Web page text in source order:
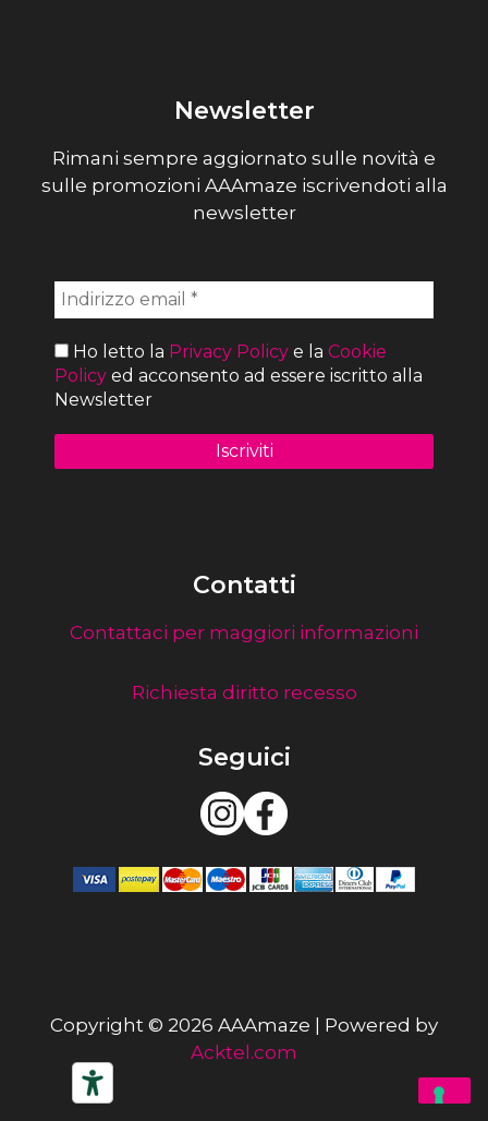
Newsletter
Rimani sempre aggiornato sulle novità e
sulle promozioni AAAmaze iscrivendoti alla
newsletter
Ho letto la Privacy Policy e la Cookie
Policy ed acconsento ad essere iscritto alla
Newsletter
Contatti
Contattaci per maggiori informazioni
Richiesta diritto recesso
Seguici
Copyright © 2026 AAAmaze | Powered by
Acktel.com